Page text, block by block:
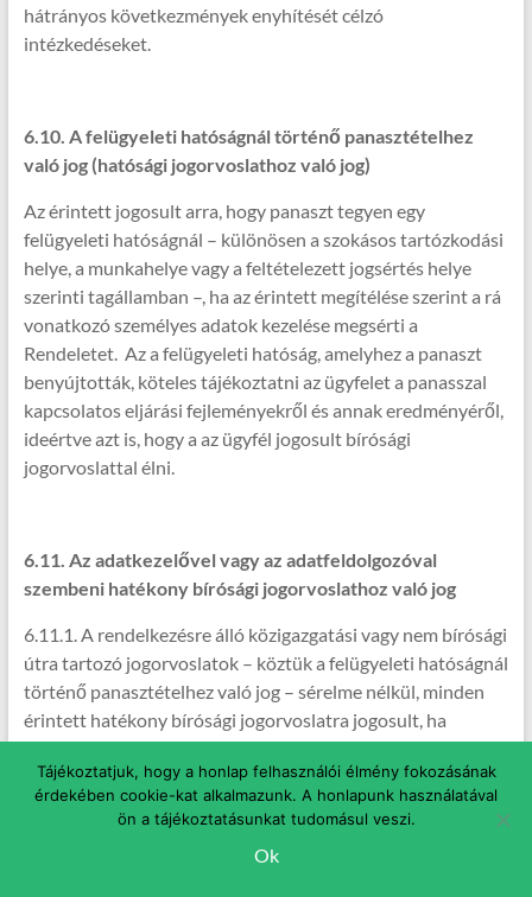
hátrányos következmények enyhítését célzó
intézkedéseket.
6.10. A felügyeleti hatóságnál történő panasztételhez
való jog (hatósági jogorvoslathoz való jog)
Az érintett jogosult arra, hogy panaszt tegyen egy
felügyeleti hatóságnál – különösen a szokásos tartózkodási
helye, a munkahelye vagy a feltételezett jogsértés helye
szerinti tagállamban –, ha az érintett megítélése szerint a rá
vonatkozó személyes adatok kezelése megsérti a
Rendeletet. Az a felügyeleti hatóság, amelyhez a panaszt
benyújtották, köteles tájékoztatni az ügyfelet a panasszal
kapcsolatos eljárási fejleményekről és annak eredményéről,
ideértve azt is, hogy a az ügyfél jogosult bírósági
jogorvoslattal élni.
6.11. Az adatkezelővel vagy az adatfeldolgozóval
szembeni hatékony bírósági jogorvoslathoz való jog
6.11.1. A rendelkezésre álló közigazgatási vagy nem bírósági
útra tartozó jogorvoslatok – köztük a felügyeleti hatóságnál
történő panasztételhez való jog – sérelme nélkül, minden
érintett hatékony bírósági jogorvoslatra jogosult, ha
megítélése szerint a személyes adatainak e rendeletnek
nem megfelelő kezelése következtében megsértették az e
rendelet szerinti jogait.
Tájékoztatjuk, hogy a honlap felhasználói élmény fokozásának
érdekében cookie-kat alkalmazunk. A honlapunk használatával
ön a tájékoztatásunkat tudomásul veszi.
Ok